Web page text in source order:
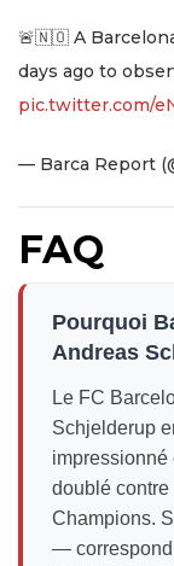
🚨🇳🇴 A
days ago to
pic.twitter.com/
— Barca Report
FAQ
Pourquoi
Andreas
Le FC
Schjelderup
impressionné
doublé
Champions.
— correspond